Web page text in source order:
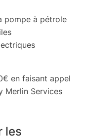
pompe à pétrole
en faisant appel
Merlin Services
les